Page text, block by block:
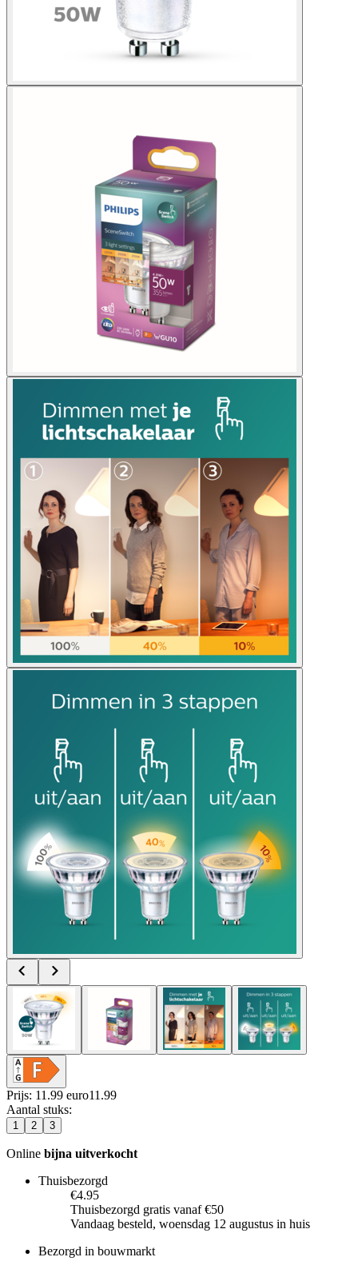
Prijs: 11.99 euro11 .99
Aantal stuks:
1 2 3
Online bijna uitverkocht
Thuisbezorgd
€4.95
Thuisbezorgd gratis vanaf €50
Vandaag besteld, woensdag 12 augustus in huis
Bezorgd in bouwmarkt